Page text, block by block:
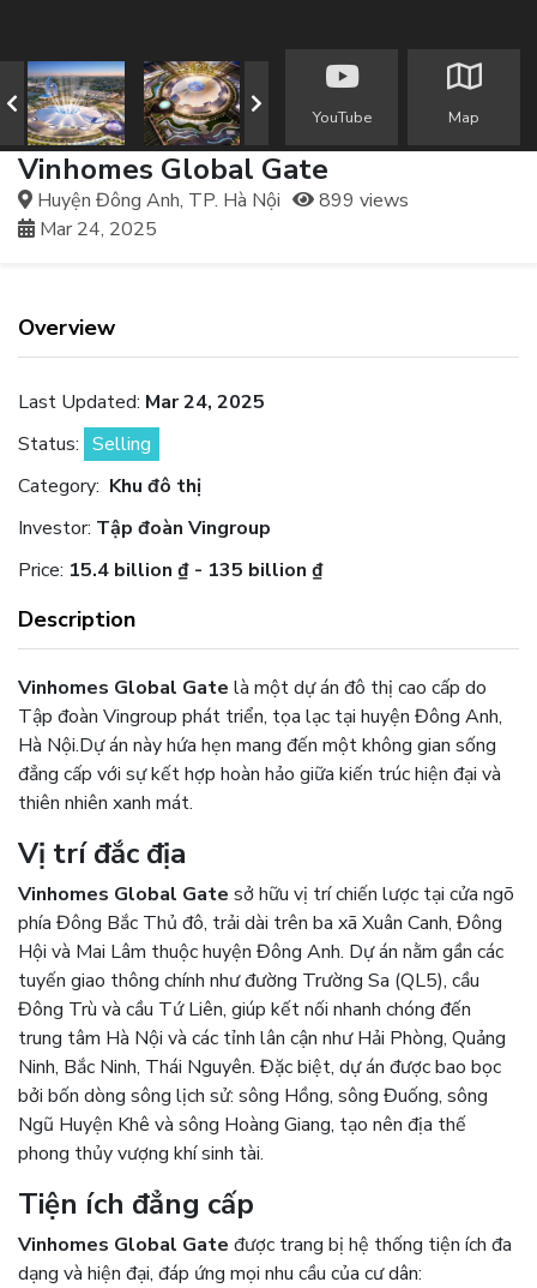
YouTube Map
Vinhomes Global Gate
Huyện Đông Anh, TP. Hà Nội
899 views
Mar 24, 2025
Overview
Last Updated: Mar 24, 2025
Status: Selling
Category: Khu đô thị
Investor: Tập đoàn Vingroup
Price: 15.4 billion ₫ - 135 billion ₫
Description
Vinhomes Global Gate là một dự án đô thị cao cấp do
Tập đoàn Vingroup phát triển, tọa lạc tại huyện Đông Anh,
Hà Nội.Dự án này hứa hẹn mang đến một không gian sống
đẳng cấp với sự kết hợp hoàn hảo giữa kiến trúc hiện đại và
thiên nhiên xanh mát.
Vị trí đắc địa
Vinhomes Global Gate sở hữu vị trí chiến lược tại cửa ngõ
phía Đông Bắc Thủ đô, trải dài trên ba xã Xuân Canh, Đông
Hội và Mai Lâm thuộc huyện Đông Anh. Dự án nằm gần các
tuyến giao thông chính như đường Trường Sa (QL5), cầu
Đông Trù và cầu Tứ Liên, giúp kết nối nhanh chóng đến
trung tâm Hà Nội và các tỉnh lân cận như Hải Phòng, Quảng
Ninh, Bắc Ninh, Thái Nguyên. Đặc biệt, dự án được bao bọc
bởi bốn dòng sông lịch sử: sông Hồng, sông Đuống, sông
Ngũ Huyện Khê và sông Hoàng Giang, tạo nên địa thế
phong thủy vượng khí sinh tài.
Tiện ích đẳng cấp
Vinhomes Global Gate được trang bị hệ thống tiện ích đa
dạng và hiện đại, đáp ứng mọi nhu cầu của cư dân: